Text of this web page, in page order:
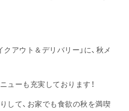
アウト＆デリバリー」に、秋メ
ューも充実しております！
して、お家でも食欲の秋を満喫